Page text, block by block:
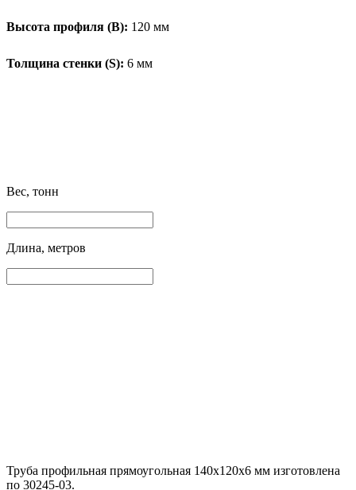
Высота профиля (B): 120 мм
Толщина стенки (S): 6 мм
Вес, тонн
Длина, метров
Труба профильная прямоугольная 140х120х6 мм изготовлена
по 30245-03.